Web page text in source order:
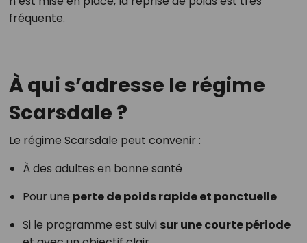
fréquente.
À qui s’adresse le régime
Scarsdale ?
Le régime Scarsdale peut convenir :
À des adultes en bonne santé
Pour une perte de poids rapide et ponctuelle
Si le programme est suivi sur une courte période